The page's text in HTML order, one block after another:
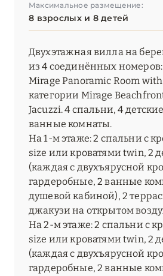
Максимальное размещение:
8 взрослых и 8 детей
Двухэтажная вилла на
из 4 соединённых номеров:
Mirage Panoramic Room with
категории Mirage
Jacuzzi. 4 спальни, 4
ванные комнаты.
На 1-м этаже: 2 спальни с
size или кроватями twin, 2
(каждая с двухъярусной
гардеробные, 2 ванные
душевой кабиной), 2
джакузи на открытом
На 2-м этаже: 2 спальни с
size или кроватями twin, 2
(каждая с двухъярусной
гардеробные, 2 ванные